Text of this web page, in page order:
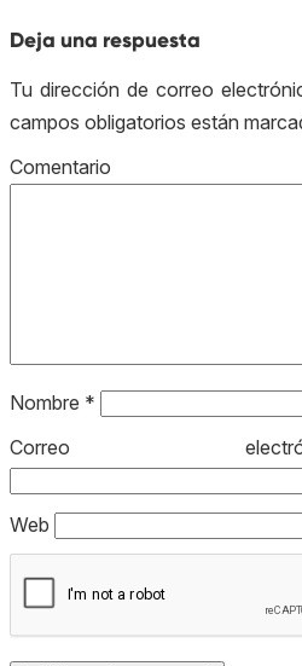
Deja una respuesta
Tu dirección de correo
campos obligatorios están
Nombre *
Correo
Web